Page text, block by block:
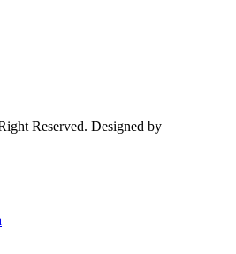
Reserved. Designed by